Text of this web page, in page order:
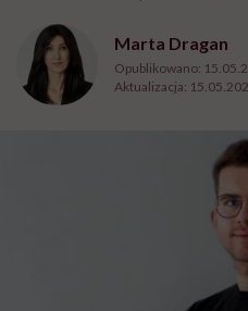
Marta Dragan
Opublikowano:
Aktualizacja: